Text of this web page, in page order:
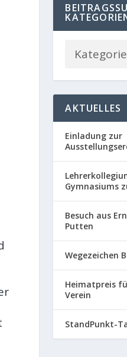
AKTUELLES
Einladung zur
Gymnasiums
Besuch aus
Putten
Wegezeichen
Heimatpreis
Verein
StandPunkt-